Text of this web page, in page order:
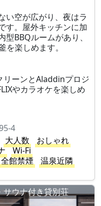
い空が広がり、夜はラ
す。屋外キッチンに加
BBQルームがあり、
楽しめます。
リーンとAladdinプロジ
やカラオケを楽しめ
4
大人数
おしゃれ
Wi-Fi
全館禁煙
温泉近隣
サウナ付き貸別荘